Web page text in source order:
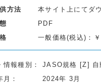
方法
本サイト上にてダ
PDF
一般価格(税込)：
情報種別 JASO規格 [Z] 自
月
2024年 3月